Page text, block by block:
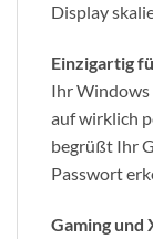
Display
Einzigartig
Ihr
auf wirklich
begrüßt Ihr
Passwort
Gaming und